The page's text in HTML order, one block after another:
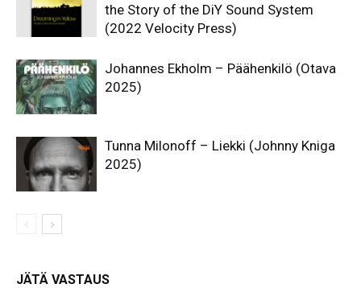
the Story of the DiY Sound System
(2022 Velocity Press)
Johannes Ekholm – Päähenkilö (Otava
2025)
Tunna Milonoff – Liekki (Johnny Kniga
2025)
JÄTÄ VASTAUS